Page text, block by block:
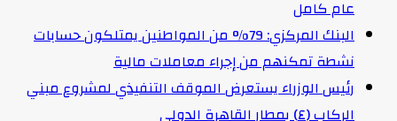
عام كامل
البنك المركزي: 79% من المواطنين يمتلكون حسابات
نشطة تمكنهم من إجراء معاملات مالية
رئيس الوزراء يستعرض الموقف التنفيذي لمشروع مبني
الركاب (٤) بمطار القاهرة الدولي